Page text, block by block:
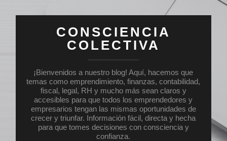
CONSCIENCIA
COLECTIVA
¡Bienvenidos a nuestro blog! Aquí, hacemos que
temas como emprendimiento, finanzas, contabilidad,
fiscal, legal, RH y mucho más sean claros y
accesibles para que todos los emprendedores y
empresarios tengan las mismas oportunidades de
crecer y triunfar. Información fácil, directa y hecha
para que tomes decisiones con consciencia y
confianza.